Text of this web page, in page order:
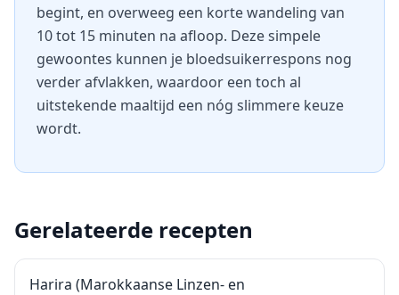
begint, en overweeg een korte wandeling van
10 tot 15 minuten na afloop. Deze simpele
gewoontes kunnen je bloedsuikerrespons nog
verder afvlakken, waardoor een toch al
uitstekende maaltijd een nóg slimmere keuze
wordt.
Gerelateerde recepten
Harira (Marokkaanse Linzen- en